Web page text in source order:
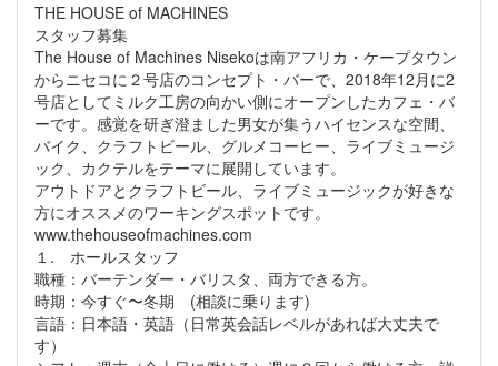
THE HOUSE of MACHINES
スタッフ募集
The House of Machines Nisekoは南アフリカ・ケープタウン
からニセコに２号店のコンセプト・バーで、2018年12月に2
号店としてミルク工房の向かい側にオープンしたカフェ・バ
ーです。感覚を研ぎ澄ました男女が集うハイセンスな空間、
バイク、クラフトビール、グルメコーヒー、ライブミュージ
ック、カクテルをテーマに展開しています。
アウトドアとクラフトビール、ライブミュージックが好きな
方にオススメのワーキングスポットです。
www.thehouseofmachines.com
１. ホールスタッフ
職種：バーテンダー・バリスタ、両方できる方。
時期：今すぐ〜冬期 (相談に乗ります)
言語：日本語・英語（日常英会話レベルがあれば大丈夫で
す）